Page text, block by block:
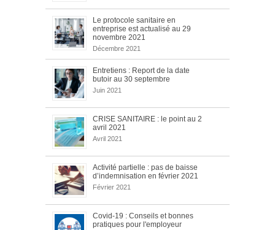
Le protocole sanitaire en
entreprise est actualisé au 29
novembre 2021
Décembre 2021
Entretiens : Report de la date
butoir au 30 septembre
Juin 2021
CRISE SANITAIRE : le point au 2
avril 2021
Avril 2021
Activité partielle : pas de baisse
d’indemnisation en février 2021
Février 2021
Covid-19 : Conseils et bonnes
pratiques pour l'employeur